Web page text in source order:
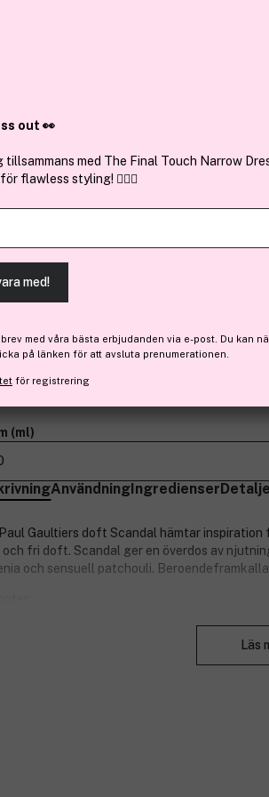
✓ Över 1,5 miljon kunder
Eau de Parfum 50 ml
kr
(ml)
AnvändningIngredienser
Paul Gaultiers doft Scandal hämtar
fri doft. Scandal ger en överdos av
och sensuell patchouli.
Läs
out 👀
med The Final Touch Narrow
flawless styling! 💇‍♀️✨
med!
med våra bästa erbjudanden via e-post. Du kan
på länken för att avsluta prenumerationen.
för registrering